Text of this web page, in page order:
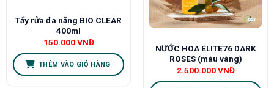
Tẩy rửa đa năng BIO CLEAR
400ml
150.000VNĐ
THÊM VÀO GIỎ HÀNG
NƯỚC HOA ÉLITE76 DARK
ROSES (màu vàng)
2.500.000VNĐ